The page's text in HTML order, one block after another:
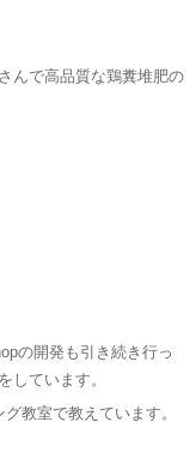
さんで高品質な鶏糞堆肥の
の開発も引き続き行っ
しています。
教室で教えています。